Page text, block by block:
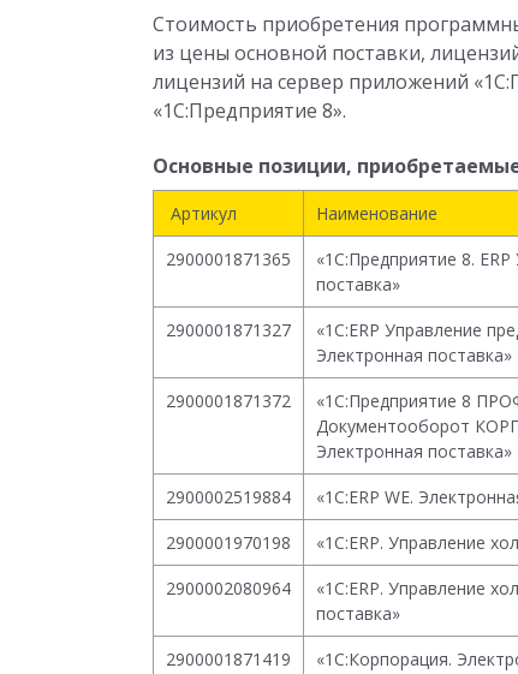
Стоимость приобретения
из цены основной поставки,
лицензий на сервер приложений
«1С:Предприятие 8».
Основные позиции,
Артикул Наименование
2900001871365
«1С:Предприятие 8.
поставка»
2900001871327
«1С:ERP Управление
Электронная поставка»
2900001871372
«1С:Предприятие 8
Документооборот
Электронная поставка»
2900002519884 «1С:ERP WE.
2900001970198
«1С:ERP. Управление
2900002080964
«1С:ERP. Управление
поставка»
2900001871419 «1С:Корпорация.